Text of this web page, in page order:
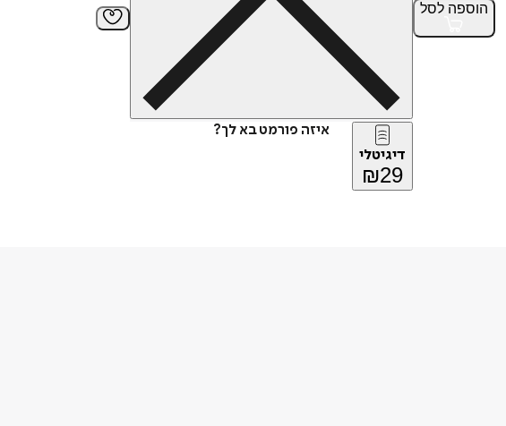
הוספה לסל
איזה פורמט בא לך?
דיגיטלי
₪29